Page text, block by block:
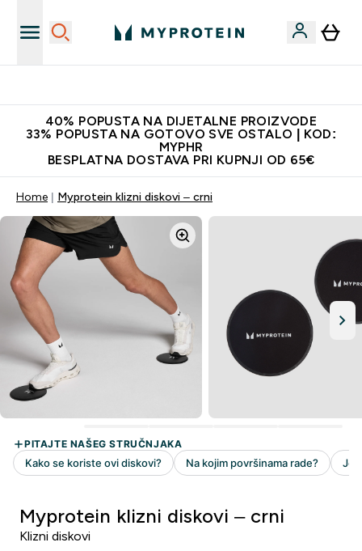
40% POPUSTA NA DIJETALNE PROIZVODE
33% POPUSTA NA GOTOVO SVE OSTALO | KOD:
MYPHR
BESPLATNA DOSTAVA PRI KUPNJI OD 65€
Home Myprotein klizni diskovi – crni
Myprotein klizni diskovi – crni
Klizni diskovi